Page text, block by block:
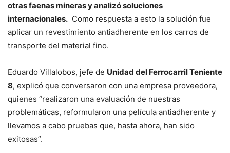
otras faenas mineras y analizó soluciones
internacionales. Como respuesta a esto la solución fue
aplicar un revestimiento antiadherente en los carros de
transporte del material fino.
Eduardo Villalobos, jefe de Unidad del Ferrocarril Teniente
8, explicó que conversaron con una empresa proveedora,
quienes “realizaron una evaluación de nuestras
problemáticas, reformularon una película antiadherente y
llevamos a cabo pruebas que, hasta ahora, han sido
exitosas”.